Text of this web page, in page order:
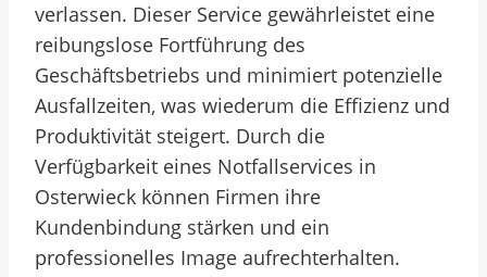
verlassen. Dieser Service gewährleistet eine
reibungslose Fortführung des
Geschäftsbetriebs und minimiert potenzielle
Ausfallzeiten, was wiederum die Effizienz und
Produktivität steigert. Durch die
Verfügbarkeit eines Notfallservices in
Osterwieck können Firmen ihre
Kundenbindung stärken und ein
professionelles Image aufrechterhalten.